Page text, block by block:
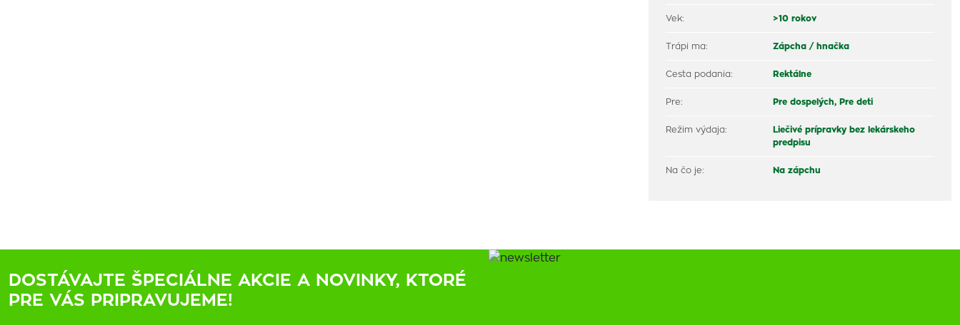
Vek: >10 rokov
Trápi ma: Zápcha / hnačka
Cesta podania: Rektálne
Pre: Pre dospelých, Pre deti
Režim výdaja:
Liečivé prípravky bez lekárskeho
predpisu
Na čo je: Na zápchu
DOSTÁVAJTE ŠPECIÁLNE AKCIE A NOVINKY, KTORÉ
PRE VÁS PRIPRAVUJEME!